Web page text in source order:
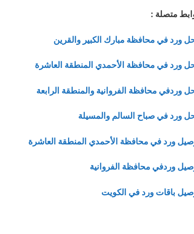
متصلة :
ورد في محافظة مبارك الكبير والقرين
ورد في محافظة الأحمدي المنطقة العاشرة
وردفي محافظة الفروانية والمنطقة الرابعة
ورد في صباح السالم والمسيلة
ورد في محافظة الأحمدي المنطقة العاشرة
وردفي محافظة الفروانية
باقات ورد في الكويت